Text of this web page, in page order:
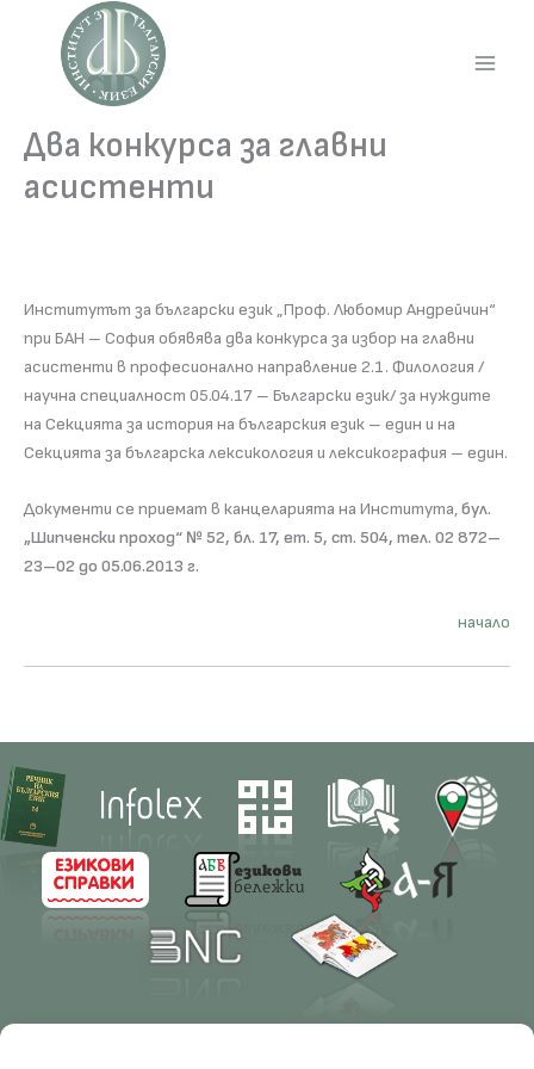
content
Два конкурса за главни
асистенти
Институтът за български език „Проф. Любомир Андрейчин“
при БАН – София обявява два конкурса за избор на главни
асистенти в професионално направление 2.1. Филология /
научна специалност 05.04.17 – Български език/ за нуждите
на Секцията за история на българския език – един и на
Секцията за българска лексикология и лексикография – един.
Документи се приемат в канцеларията на Института,бул.
„Шипченски проход“ № 52, бл. 17, ет. 5, ст. 504, тел. 02 872–
23–02 до 05.06.2013 г.
начало